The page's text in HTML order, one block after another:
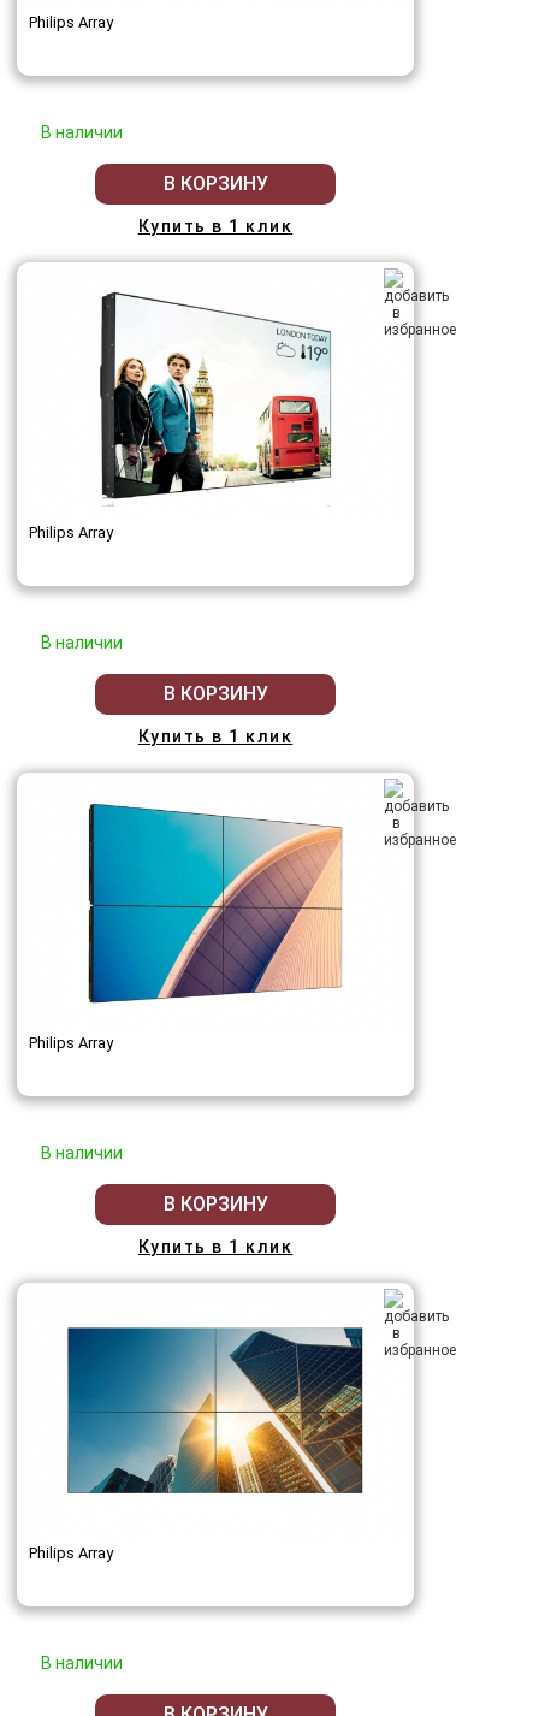
Philips Array
В наличии
В КОРЗИНУ
Купить в 1 клик
Philips Array
В наличии
В КОРЗИНУ
Купить в 1 клик
Philips Array
В наличии
В КОРЗИНУ
Купить в 1 клик
Philips Array
В наличии